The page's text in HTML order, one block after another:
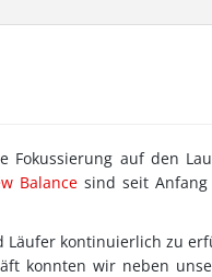
Fokussierung auf den
Balance sind seit
kontinuierlich zu
konnten wir neben